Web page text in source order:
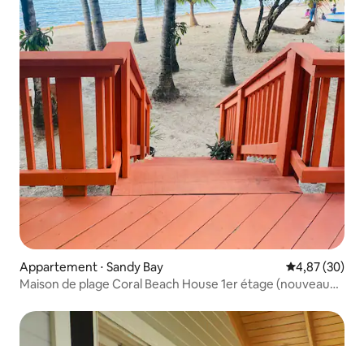
Appartement ⋅ Sandy Bay Évaluation
4,87 (30)
Maison de plage Coral Beach House 1er étage (nouveau